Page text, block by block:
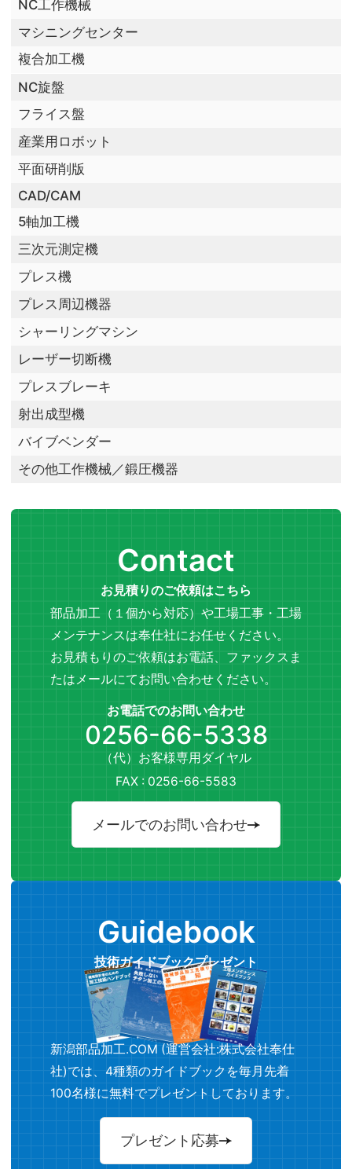
NC工作機械
マシニングセンター
複合加工機
NC旋盤
フライス盤
産業用ロボット
平面研削版
CAD/CAM
5軸加工機
三次元測定機
プレス機
プレス周辺機器
シャーリングマシン
レーザー切断機
プレスブレーキ
射出成型機
バイブベンダー
その他工作機械／鍛圧機器
お見積りのご依頼はこちら
Contact
部品加工（１個から対応）や工場工事・工場
メンテナンスは奉仕社にお任せください。
お見積もりのご依頼はお電話、ファックスま
たはメールにてお問い合わせください。
お電話でのお問い合わせ
0256-66-5338
（代）お客様専用ダイヤル
FAX : 0256-66-5583
メールでのお問い合わせ
技術ガイドブックプレゼント
Guidebook
新潟部品加工.COM (運営会社:株式会社奉仕
社)では、4種類のガイドブックを毎月先着
100名様に無料でプレゼントしております。
プレゼント応募